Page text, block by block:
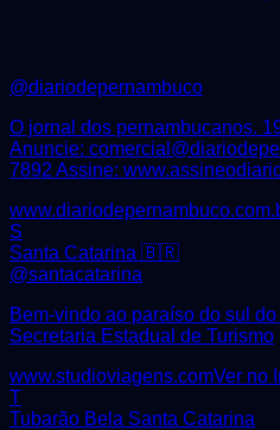
@diariodepernambuco
O jornal dos pernambucanos.
Anuncie:
7892 Assine:
S
Santa Catarina 🇧🇷
@santacatarina
Bem-vindo ao paraíso do sul
Secretaria Estadual de Turismo
www.studioviagens.comVer no
T
Tubarão Bela Santa Catarina